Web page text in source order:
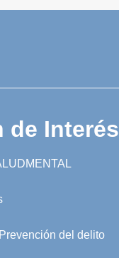
de Interés
del delito